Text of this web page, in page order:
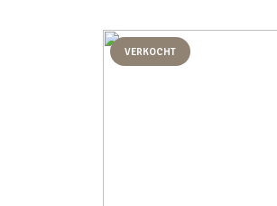
VERKOCHT